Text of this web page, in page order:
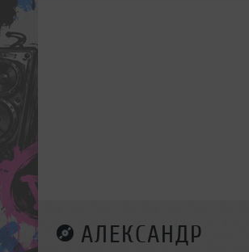
АЛЕКСАНДР